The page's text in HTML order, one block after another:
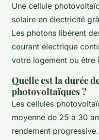
Une cellule
solaire en électricité
Les photons libèrent
courant électrique
votre logement ou être
Quelle est la durée
photovoltaïques ?
Les cellules
moyenne de 25 à 30
rendement